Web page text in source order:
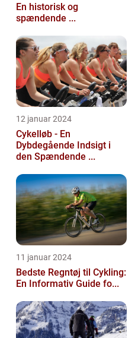
En historisk og
spændende ...
12 januar 2024
Cykelløb - En
Dybdegående Indsigt i
den Spændende ...
11 januar 2024
Bedste Regntøj til Cykling:
En Informativ Guide fo...